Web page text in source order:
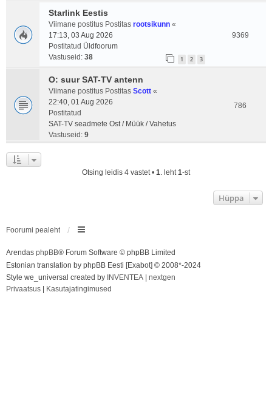
Starlink Eestis
Viimane postitus Postitas rootsikunn «
17:13, 03 Aug 2026
Postitatud Üldfoorum
Vastuseid: 38 1 2 3
9369
O: suur SAT-TV antenn
Viimane postitus Postitas Scott «
22:40, 01 Aug 2026
Postitatud
SAT-TV seadmete Ost / Müük / Vahetus
Vastuseid: 9
786
Otsing leidis 4 vastet • 1. leht1-st
Hüppa
Foorumi pealeht
Arendas phpBB® Forum Software © phpBB Limited
Estonian translation by phpBB Eesti [Exabot] © 2008*-2024
Style we_universal created by INVENTEA
nextgen
Privaatsus
Kasutajatingimused